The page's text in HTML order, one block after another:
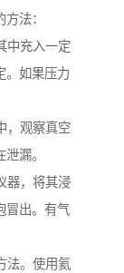
法：
中充入一定
。如果压力
，观察真空
漏。
器，将其浸
冒出。有气
法。使用氦